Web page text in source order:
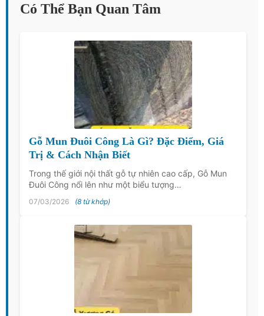
Có Thể Bạn Quan Tâm
Gỗ Mun Đuôi Công Là Gì? Đặc Điểm, Giá
Trị & Cách Nhận Biết
Trong thế giới nội thất gỗ tự nhiên cao cấp, Gỗ Mun
Đuôi Công nổi lên như một biểu tượng…
07/03/2026 (8 từ khớp)